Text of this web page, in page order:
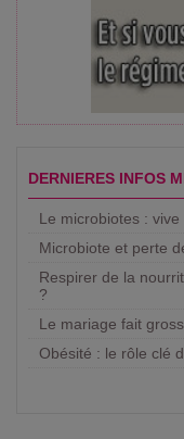
DERNIERES INFOS
Le microbiotes :
Microbiote et perte
Respirer de la
?
Le mariage fait
Obésité : le rôle clé